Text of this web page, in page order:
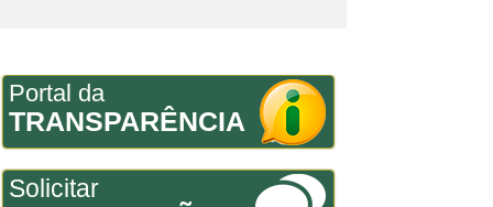
Portal da
TRANSPARÊNCIA
Solicitar